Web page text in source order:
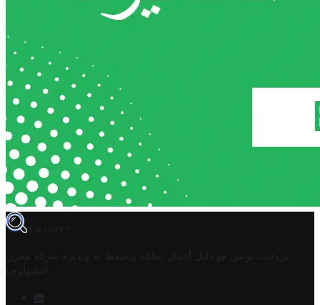
TROVIT
تروفيت تونس هو دليل أعمال تملكه وتحتفظ به وتديره
شركة مخزن
التكنولوجيا